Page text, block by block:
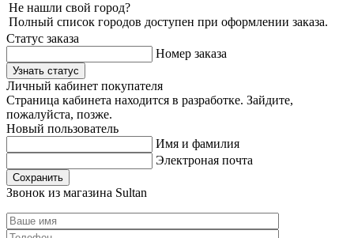
Не нашли свой город?
Полный список городов доступен при оформлении заказа.
Статус заказа
Номер заказа
Узнать статус
Личный кабинет покупателя
Страница кабинета находится в разработке. Зайдите,
пожалуйста, позже.
Новый пользователь
Имя и фамилия
Электроная почта
Сохранить
Звонок из магазина Sultan